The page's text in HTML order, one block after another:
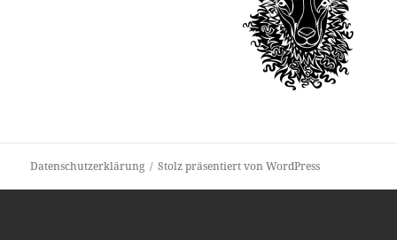
Datenschutzerklärung Stolz präsentiert von WordPress